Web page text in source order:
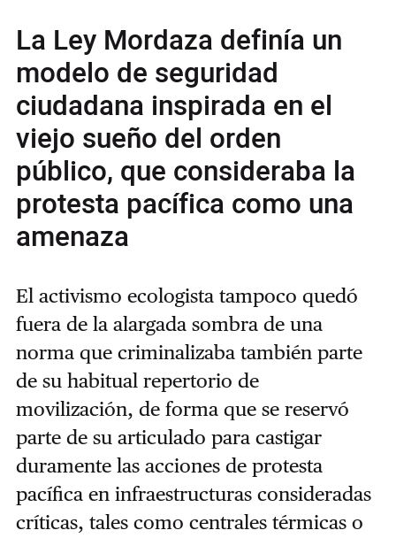
La Ley Mordaza definía un
modelo de seguridad
ciudadana inspirada en el
viejo sueño del orden
público, que consideraba la
protesta pacífica como una
amenaza
El activismo ecologista tampoco quedó
fuera de la alargada sombra de una
norma que criminalizaba también parte
de su habitual repertorio de
movilización, de forma que se reservó
parte de su articulado para castigar
duramente las acciones de protesta
pacífica en infraestructuras consideradas
críticas, tales como centrales térmicas o